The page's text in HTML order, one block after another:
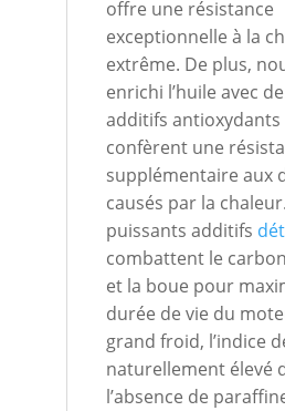
offre une résistance
exceptionnelle à la
extrême. De plus,
enrichi l’huile avec
additifs antioxydants
confèrent une
supplémentaire aux
causés par la
puissants additifs
combattent le
et la boue pour
durée de vie du
grand froid, l’indice
naturellement élevé
l’absence de